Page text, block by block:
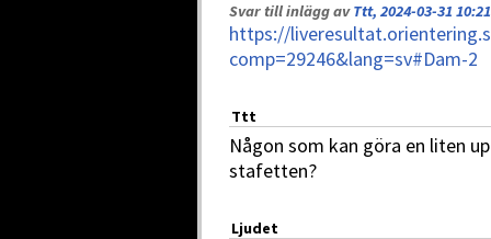
Svar till inlägg avTtt, 2024-03-31 10:21
https://
comp=29246&lang=sv#Dam-2
Ttt
Någon som kan göra en liten
stafetten?
Ljudet